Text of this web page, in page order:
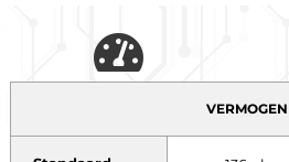
VERMOGEN